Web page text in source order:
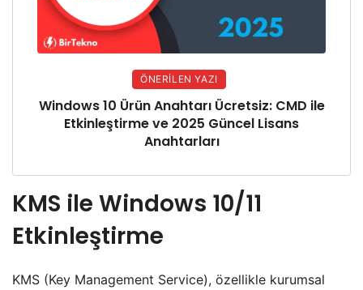
ÖNERILEN YAZI
Windows 10 Ürün Anahtarı Ücretsiz: CMD ile
Etkinleştirme ve 2025 Güncel Lisans
Anahtarları
KMS ile Windows 10/11
Etkinleştirme
KMS (Key Management Service), özellikle kurumsal